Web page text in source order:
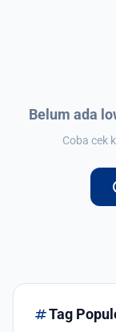
Belum ada
Coba cek
tagTag